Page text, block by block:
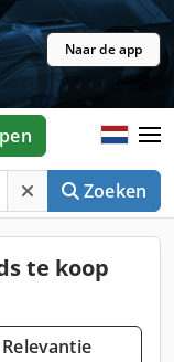
Naar de app
Zoeken
te koop
Relevantie